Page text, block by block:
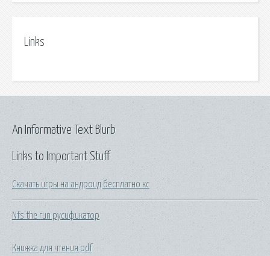
Links
Links to Important Stuff
Скачать игры на андроид бесплатно кс
Nfs the run русификатор
Книжка для чтения pdf
An Informative Text Blurb